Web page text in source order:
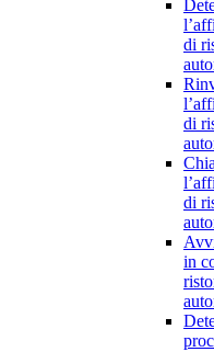
di
di
di
in